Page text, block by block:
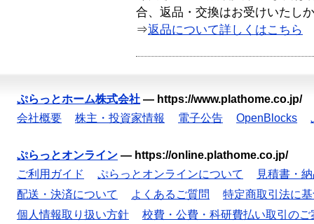
合、返品・交換はお受けいたし
⇒返品について詳しくはこちら
ぷらっとホーム株式会社 — https://www.plathome.co.jp/
会社概要
株主・投資家情報 電子公告 OpenBlocks
ぷらっとオンライン — https://online.plathome.co.jp/
ご利用ガイド
ぷらっとオンラインについて
見積書・
配送・決済について
よくあるご質問
特定商取引法に
個人情報取り扱い方針
校費・公費・科研費払い取引のご